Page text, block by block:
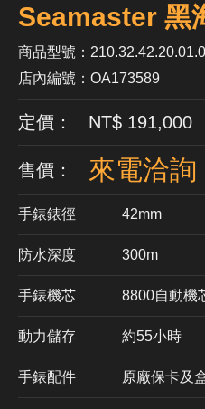
Seamaster 黑
商品型號：
店內編號：OA173589
定價： NT$ 191,000
售價： 來電洽詢
手錶錶徑 42mm
防水深度 300m
手錶機芯 ​8800自動機
動力儲存 約55小時
手錶配件 原廠保卡及